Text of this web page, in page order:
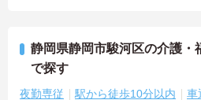
静岡県静岡市駿河区の介護・
で探す
夜勤専従 駅から徒歩10分以内 車